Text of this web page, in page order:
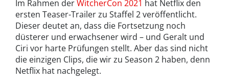
Im Rahmen derWitcherCon 2021 hat Netflix den
ersten Teaser-Trailer zu Staffel 2 veröffentlicht.
Dieser deutet an, dass die Fortsetzung noch
düsterer und erwachsener wird – und Geralt und
Ciri vor harte Prüfungen stellt. Aber das sind nicht
die einzigen Clips, die wir zu Season 2 haben, denn
Netflix hat nachgelegt.